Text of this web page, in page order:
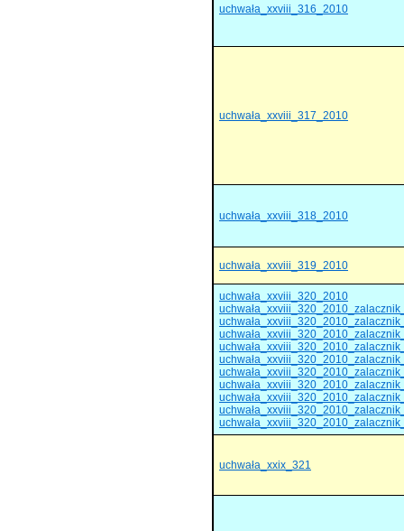
uchwała_xxviii_316_2010
uchwała_xxviii_317_2010
uchwała_xxviii_318_2010
uchwała_xxviii_319_2010
uchwała_xxviii_320_2010
uchwała_xxix_321